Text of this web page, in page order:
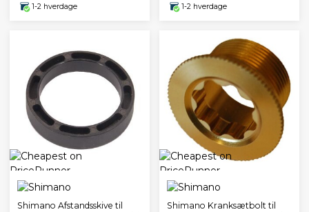
1-2 hverdage 1-2 hverdage
Shimano Afstandsskive til
Shimano Kranksætbolt til